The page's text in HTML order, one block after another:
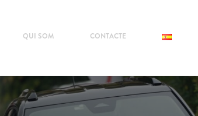
QUI SOM CONTACTE